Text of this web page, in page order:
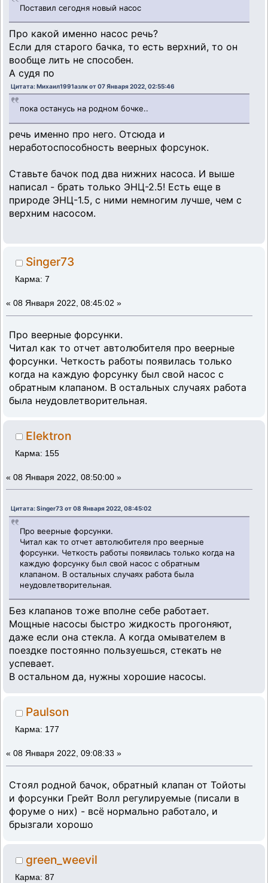
Поставил сегодня новый насос
Про какой именно насос речь?
Если для старого бачка, то есть верхний, то он
вообще лить не способен.
А судя по
Цитата: Михаил1991азлк от 07 Января 2022, 02:55:46
пока останусь на родном бочке..
речь именно про него. Отсюда и
неработоспособность веерных форсунок.
Ставьте бачок под два нижних насоса. И выше
написал - брать только ЭНЦ-2.5! Есть еще в
природе ЭНЦ-1.5, с ними немногим лучше, чем с
верхним насосом.
Singer73
Карма: 7
« 08 Января 2022, 08:45:02 »
Про веерные форсунки.
Читал как то отчет автолюбителя про веерные
форсунки. Четкость работы появилась только
когда на каждую форсунку был свой насос с
обратным клапаном. В остальных случаях работа
была неудовлетворительная.
Elektron
Карма: 155
« 08 Января 2022, 08:50:00 »
Цитата: Singer73 от 08 Января 2022, 08:45:02
Про веерные форсунки.
Читал как то отчет автолюбителя про веерные
форсунки. Четкость работы появилась только когда на
каждую форсунку был свой насос с обратным
клапаном. В остальных случаях работа была
неудовлетворительная.
Без клапанов тоже вполне себе работает.
Мощные насосы быстро жидкость прогоняют,
даже если она стекла. А когда омывателем в
поездке постоянно пользуешься, стекать не
успевает.
В остальном да, нужны хорошие насосы.
Paulson
Карма: 177
« 08 Января 2022, 09:08:33 »
Стоял родной бачок, обратный клапан от Тойоты
и форсунки Грейт Волл регулируемые (писали в
форуме о них) - всё нормально работало, и
брызгали хорошо
green_weevil
Карма: 87